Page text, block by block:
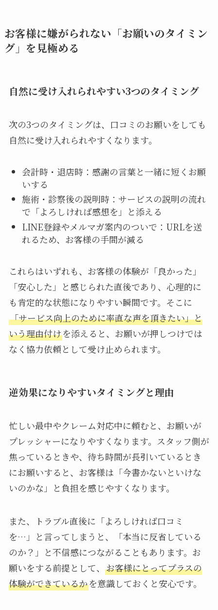
お客様に嫌がられない「お願いのタイミン
グ」を見極める
自然に受け入れられやすい3つのタイミング
次の3つのタイミングは、口コミのお願いをしても
自然に受け入れられやすくなります。
会計時・退店時：感謝の言葉と一緒に短くお願
いする
施術・診察後の説明時：サービスの説明の流れ
で「よろしければ感想を」と添える
LINE登録やメルマガ案内のついで：URLを送
れるため、お客様の手間が減る
これらはいずれも、お客様の体験が「良かった」
「安心した」と感じられた直後であり、心理的に
も肯定的な状態になりやすい瞬間です。そこに
「サービス向上のために率直な声を頂きたい」と
いう理由付けを添えると、お願いが押しつけでは
なく協力依頼として受け止められます。
逆効果になりやすいタイミングと理由
忙しい最中やクレーム対応中に頼むと、お願いが
プレッシャーになりやすくなります。スタッフ側が
焦っているときや、待ち時間が長引いているとき
にお願いすると、お客様は「今書かないといけな
いのかな」と負担を感じやすくなります。
また、トラブル直後に「よろしければ口コミ
を…」と言ってしまうと、「本当に反省している
のか？」と不信感につながることもあります。お
願いをする前提として、 お客様にとってプラスの
体験ができているかを意識しておくと安心です。